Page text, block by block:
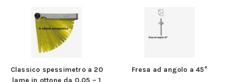
Classico spessimetro a 20
lame in ottone da 0,05 – 1
Fresa ad angolo a 45°